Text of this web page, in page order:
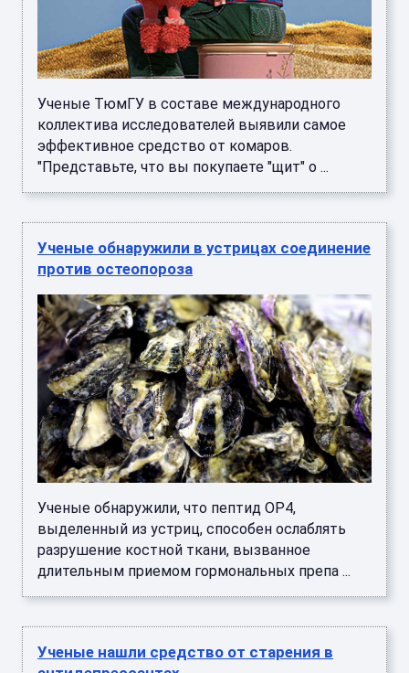
Ученые ТюмГУ в составе международного
коллектива исследователей выявили самое
эффективное средство от комаров.
"Представьте, что вы покупаете "щит" о ...
Ученые обнаружили в устрицах соединение
против остеопороза
Ученые обнаружили, что пептид OP4,
выделенный из устриц, способен ослаблять
разрушение костной ткани, вызванное
длительным приемом гормональных препа ...
Ученые нашли средство от старения в